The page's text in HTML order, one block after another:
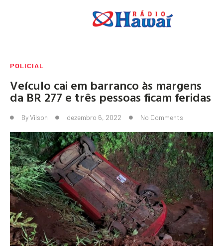
POLICIAL
Veículo cai em barranco às margens
da BR 277 e três pessoas ficam feridas
ByVilson dezembro 6, 2022 No Comments